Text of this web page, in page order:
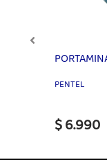
PENTEL
$ 6.990